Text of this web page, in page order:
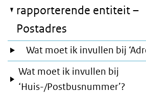
rapporterende entiteit –
Postadres
Wat moet ik invullen bij
Wat moet ik invullen bij
‘Huis-/Postbusnummer’?